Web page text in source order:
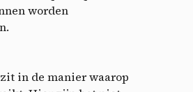
worden
in de manier waarop